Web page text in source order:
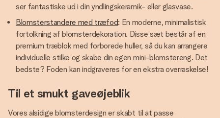
ser fantastiske ud i din yndlingskeramik- eller glasvase.
Blomsterstandere med træfod: En moderne, minimalistisk
fortolkning af blomsterdekoration. Disse sæt består af en
premium træblok med forborede huller, så du kan arrangere
individuelle stilke og skabe din egen mini-blomstereng. Det
bedste? Foden kan indgraveres for en ekstra overraskelse!
Til et smukt gaveøjeblik
Vores alsidige blomsterdesign er skabt til at passe